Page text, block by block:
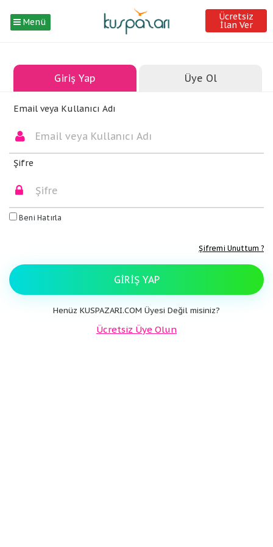
Menü Ücretsiz
İlan Ver
Giriş Yap Üye Ol
Email veya Kullanıcı Adı
Şifre
Beni Hatırla
Şifremi Unuttum ?
GIRIŞ YAP
Henüz KUSPAZARI.COM Üyesi Değil misiniz?
Ücretsiz Üye Olun